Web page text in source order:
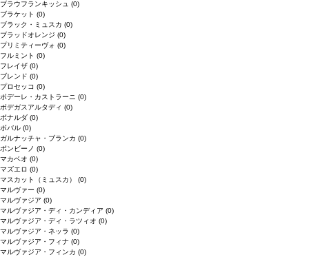
ブラウフランキッシュ (0)
ブラケット (0)
ブラック・ミュスカ (0)
ブラッドオレンジ (0)
プリミティーヴォ (0)
フルミント (0)
フレイザ (0)
ブレンド (0)
プロセッコ (0)
ポデーレ・カストラーニ (0)
ボデガスアルタディ (0)
ボナルダ (0)
ボバル (0)
ガルナッチャ・ブランカ (0)
ボンビーノ (0)
マカベオ (0)
マズエロ (0)
マスカット（ミュスカ） (0)
マルヴァー (0)
マルヴァジア (0)
マルヴァジア・ディ・カンディア (0)
マルヴァジア・ディ・ラツィオ (0)
マルヴァジア・ネッラ (0)
マルヴァジア・フィナ (0)
マルヴァジア・フィンカ (0)